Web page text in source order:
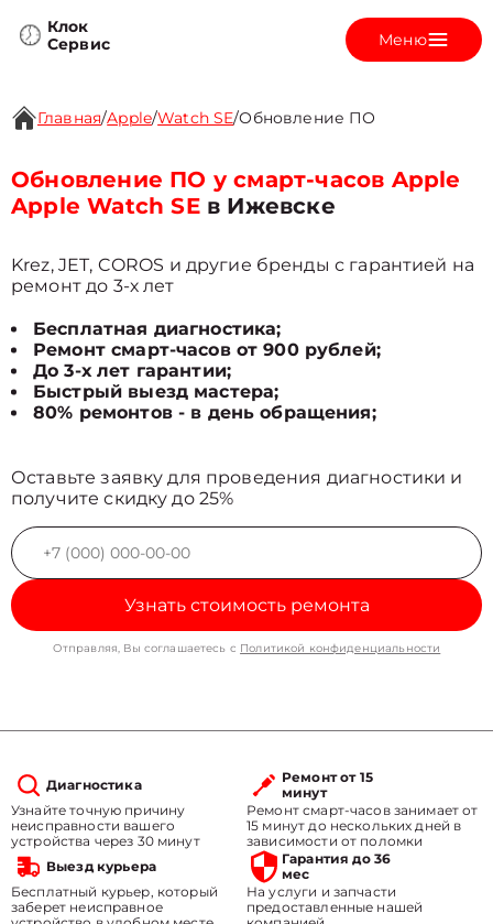
Клок
Сервис
Меню
Главная/Apple/Watch SE/Обновление ПО
Обновление ПО у смарт-часов Apple
Apple Watch SEв Ижевске
Krez, JET, COROS и другие бренды с гарантией на
ремонт до 3-х лет
Бесплатная диагностика;
Ремонт смарт-часов от 900 рублей;
До 3-х лет гарантии;
Быстрый выезд мастера;
80% ремонтов - в день обращения;
Оставьте заявку для проведения диагностики и
получите скидку до 25%
Узнать стоимость ремонта
Отправляя, Вы соглашаетесь с Политикой конфиденциальности
Диагностика
Узнайте точную причину
неисправности вашего
устройства через 30 минут
Ремонт от 15
минут
Ремонт смарт-часов занимает от
15 минут до нескольких дней в
зависимости от поломки
Выезд курьера
Бесплатный курьер, который
заберет неисправное
Гарантия до 36
мес
На услуги и запчасти
предоставленные нашей